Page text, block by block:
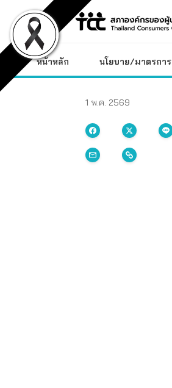
content
หน้าหลัก นโยบาย/มาตรการ
1 พ.ค. 2569